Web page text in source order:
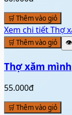
🛒 Thêm vào giỏ
Xem chi tiếtThợ
🛒 Thêm vào giỏ
👁️
Thợ xăm mình
55.000đ
🛒 Thêm vào giỏ